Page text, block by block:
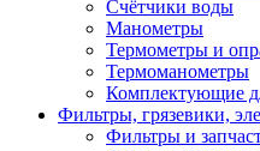
Счётчики воды
Манометры
Термометры и
Термоманометры
Комплектующие
Фильтры, грязевики,
Фильтры и